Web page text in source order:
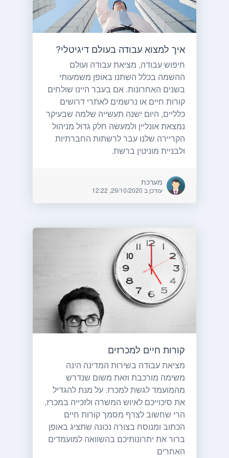
איך למצוא עבודה בעולם דיגיטלי?
חיפוש עבודה, מציאת עבודה ועולם
ההשמה בכלל השתנו באופן משמעותי
בשנים האחרונות. אם בעבר היינו שולחים
קורות חיים או נרשמים לאתרי דרושים
כלליים, היום ישנה תעשייה שלמה שבעיקר
נמצאת אונליין ולמעשה חלק גדול מניהול
הקריירה שלנו עבר לרשתות החברתיות
ולבניית מוניטין ברשת.
מערכת
עודכן ב 29/10/2020, 12:22
קורות חיים למכרזים
מציאת עבודה בשירות המדינה הינה
משימה מורכבת וזאת משום שנדרש
מהמועמד לגשת למכרז. על מנת להגדיל
את סיכוייכם לאיוש המשרה ולזכייה במכרז,
הרי שחשוב לצרף מסמך קורות חיים
הכתוב ומנוסח בצורה נכונה שתציג באופן
ברור את יתרונותיכם בהשוואה למועמדים
האחרים